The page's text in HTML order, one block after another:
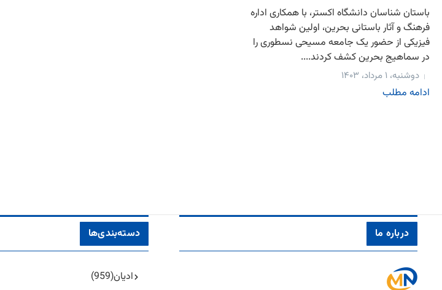
باستان شناسان دانشگاه اکستر، با همکاری اداره
فرهنگ و آثار باستانی بحرین، اولین شواهد
فیزیکی از حضور یک جامعه مسیحی نسطوری را
در سماهیج بحرین کشف کردند....
دوشنبه، ۱ مرداد، ۱۴۰۳
ادامه مطلب
درباره ما دسته‌بندی‌ها
ادیان(959)